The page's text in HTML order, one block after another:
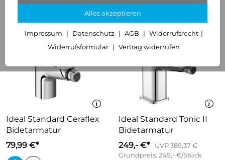
Alles akzeptieren
Impressum Datenschutz AGB
Widerrufsrecht
Widerrufsformular
Vertrag widerrufen
Filter (3) Sortieren
Ideal Standard Ceraflex
Bidetarmatur
79,99 €*
Ideal Standard Tonic II
Bidetarmatur
249,- €*
UVP 389,37 €
Grundpreis: 249,- €/Stück